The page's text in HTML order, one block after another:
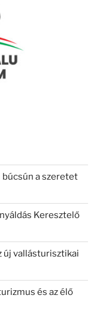
a szeretet
Keresztelő
új vallásturisztikai
és az élő